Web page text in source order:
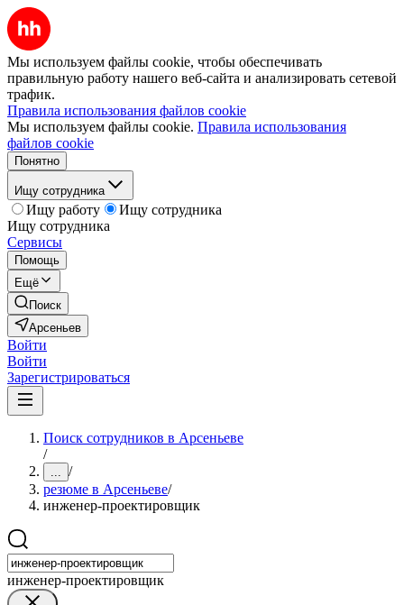
Мы используем файлы cookie, чтобы обеспечивать
правильную работу нашего веб-сайта и анализировать сетевой
трафик.
Правила использования файлов cookie
Мы используем файлы cookie. Правила использования
файлов cookie
Понятно
Ищу сотрудника
Ищу работу
Ищу сотрудника
Ищу сотрудника
Сервисы
Помощь
Ещё
Поиск
Арсеньев
Войти
Войти
Зарегистрироваться
Поиск сотрудников в Арсеньеве
/
... /
резюме в Арсеньеве/
инженер-проектировщик
инженер-проектировщик